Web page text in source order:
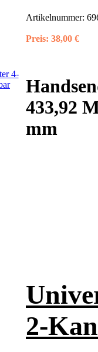
Artikelnummer:
Preis: 38,00 €
433,92
mm
2-